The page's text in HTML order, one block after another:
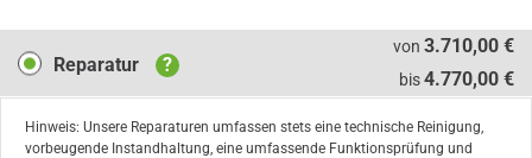
Reparatur
Reparatur ?
von 3.710,00 €
bis4.770,00 €
Hinweis: Unsere Reparaturen umfassen stets eine technische Reinigung,
vorbeugende Instandhaltung, eine umfassende Funktionsprüfung und